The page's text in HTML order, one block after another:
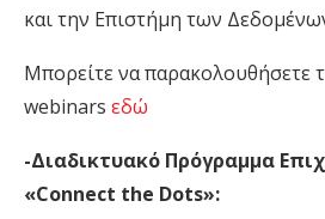
και την Επιστήμη των
Μπορείτε να παρακολουθήσετε
webinars εδώ
-Διαδικτυακό Πρόγραμμα
«Connect the Dots»: